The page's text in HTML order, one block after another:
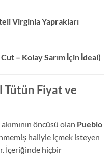
Virginia Yaprakları
– Kolay Sarım İçin İdeal)
Tütün Fiyat ve
öncüsü olan Pueblo
haliyle içmek isteyen
İçeriğinde hiçbir